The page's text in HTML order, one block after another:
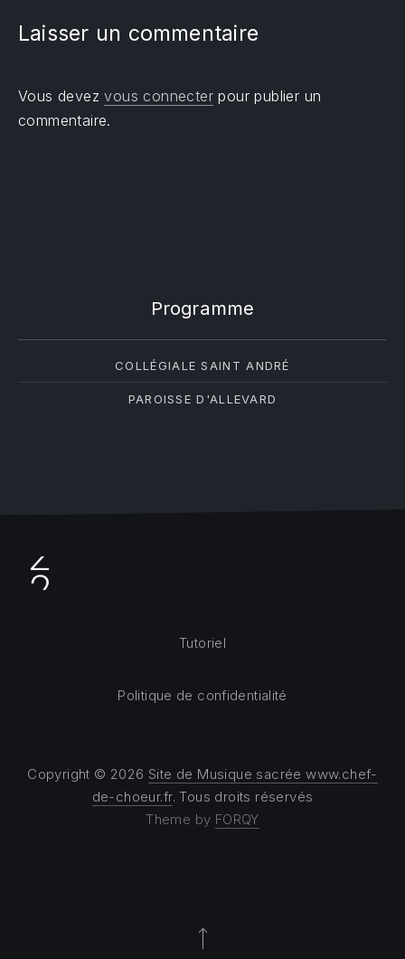
Laisser un commentaire
Vous devezvous connecter pour publier un
commentaire.
Programme
COLLÉGIALE SAINT ANDRÉ
PAROISSE D'ALLEVARD
Copyright © 2026 Site de Musique sacrée www.chef-
de-choeur.fr. Tous droits réservés
Theme by FORQY
Tutoriel
Politique de confidentialité
Back to Top